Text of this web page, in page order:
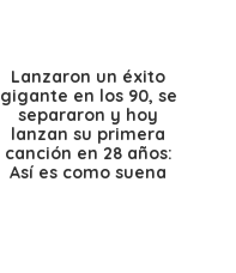
Lanzaron un éxito
gigante en los 90, se
separaron y hoy
lanzan su primera
canción en 28 años:
Así es como suena